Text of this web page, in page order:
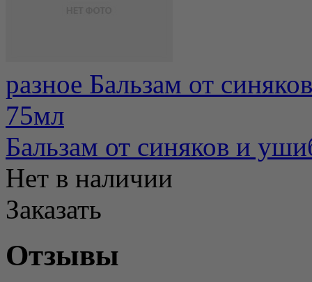
разное Бальзам от
75мл
Бальзам от синяков и
Нет в наличии
Заказать
Отзывы